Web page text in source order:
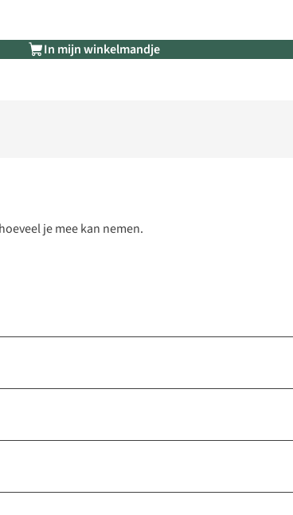
In mijn winkelmandje
je mee kan nemen.